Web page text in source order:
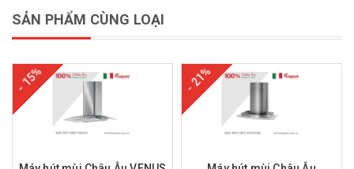
SẢN PHẨM CÙNG LOẠI
- 15% - 21%